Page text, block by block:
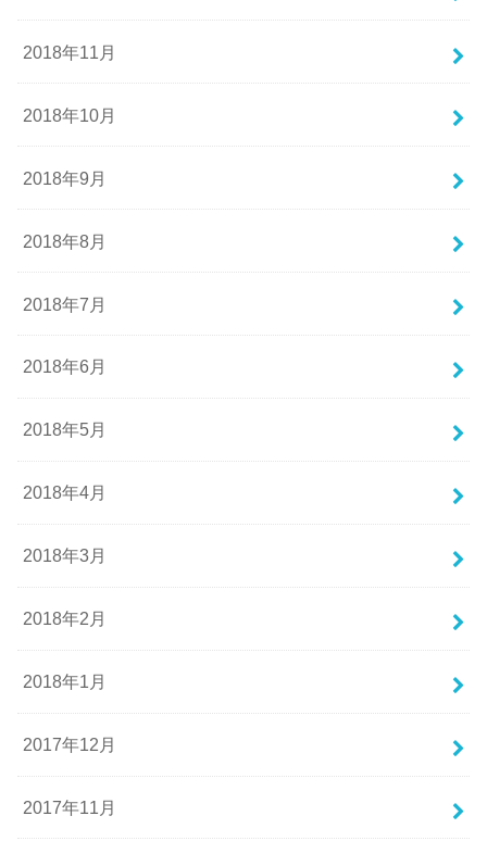
2018年11月
2018年10月
2018年9月
2018年8月
2018年7月
2018年6月
2018年5月
2018年4月
2018年3月
2018年2月
2018年1月
2017年12月
2017年11月